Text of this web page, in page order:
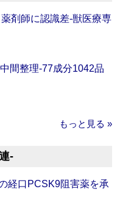
剤師に認識差‐獣医療専
間整理‐77成分1042品
もっと見る »
‐
経口PCSK9阻害薬を承